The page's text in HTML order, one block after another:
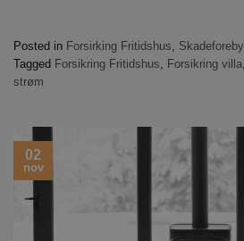
Posted in Forsirking Fritidshus,
Tagged Forsikring Fritidshus, Forsikring villa,
strøm
02
nov